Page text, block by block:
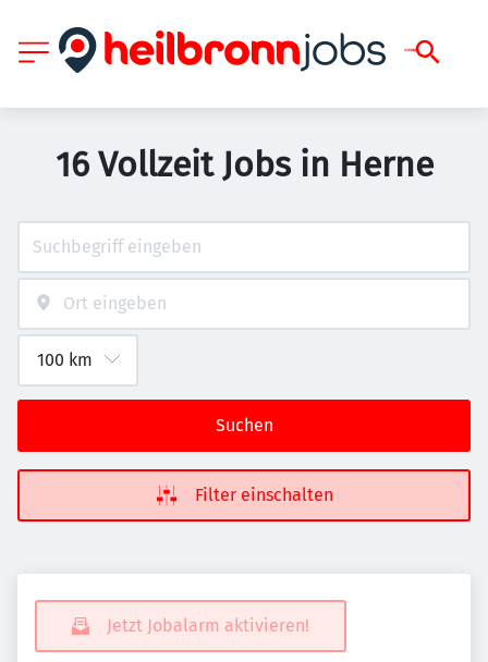
16 Vollzeit Jobs in Herne
Suchen
Filter einschalten
Jetzt Jobalarm aktivieren!